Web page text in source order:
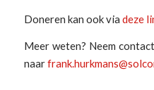
Doneren kan ook via deze
Meer weten? Neem
naar